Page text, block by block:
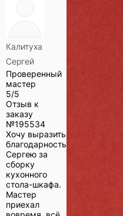
Калитуха
Сергей
Проверенный
мастер
5/5
Отзыв к
заказу
№195534
Хочу выразить
благодарность
Сергею за
сборку
кухонного
стола-шкафа.
Мастер
приехал